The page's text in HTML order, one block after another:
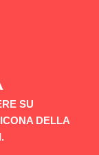
SU
DELLA